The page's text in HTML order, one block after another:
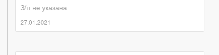
З/п не указана
27.01.2021